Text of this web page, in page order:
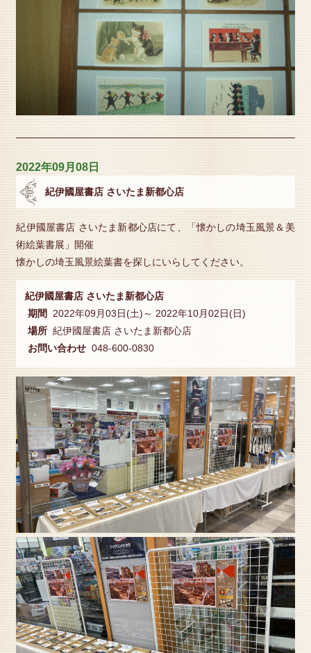
2022年09月08日
紀伊國屋書店 さいたま新都心店
紀伊國屋書店 さいたま新都心店にて、「懐かしの埼玉風景＆美
術絵葉書展」開催
懐かしの埼玉風景絵葉書を探しにいらしてください。
紀伊國屋書店 さいたま新都心店
期間
2022年09月03日(土)～ 2022年10月02日(日)
場所 紀伊國屋書店 さいたま新都心店
お問い合わせ 048-600-0830